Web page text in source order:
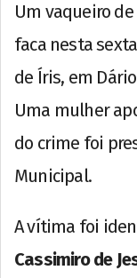
Um vaqueiro
faca nesta
de Íris, em
Uma mulher
do crime foi
Municipal.
A vítima foi
Cassimiro de